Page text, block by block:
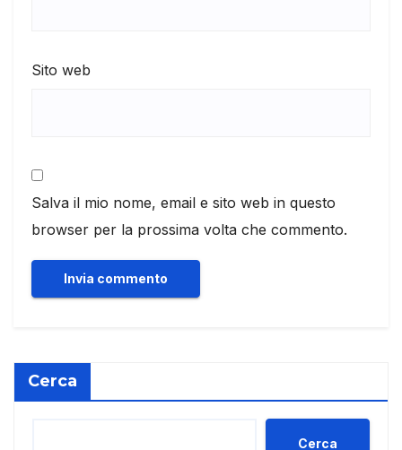
Sito web
Salva il mio nome, email e sito web in questo
browser per la prossima volta che commento.
Cerca
Cerca